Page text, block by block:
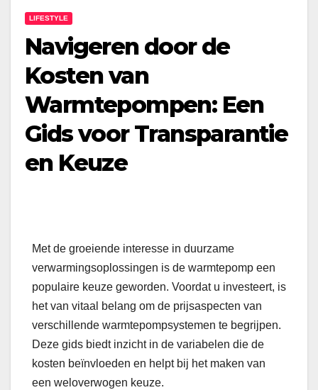
LIFESTYLE
Navigeren door de
Kosten van
Warmtepompen: Een
Gids voor Transparantie
en Keuze
Met de groeiende interesse in duurzame
verwarmingsoplossingen is de warmtepomp een
populaire keuze geworden. Voordat u investeert, is
het van vitaal belang om de prijsaspecten van
verschillende warmtepompsystemen te begrijpen.
Deze gids biedt inzicht in de variabelen die de
kosten beïnvloeden en helpt bij het maken van
een weloverwogen keuze.